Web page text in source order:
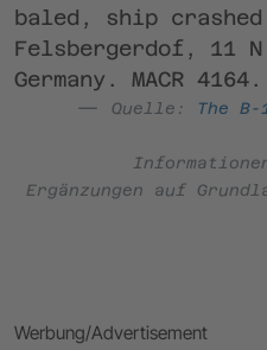
baled, ship
Felsbergerdof, 11
Germany. MACR 4164.
Quelle:
The
Ergänzungen auf
Werbung/Advertisement